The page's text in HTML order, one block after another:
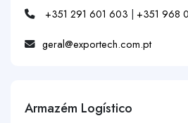
+351 291 601 603 | +351 968
geral@exportech.com.pt
Armazém Logístico